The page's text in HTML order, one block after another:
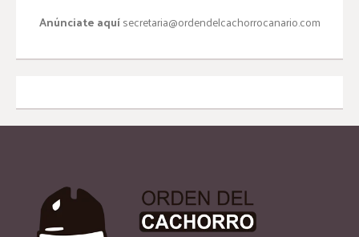
Anúnciate aquísecretaria@ordendelcachorrocanario.com